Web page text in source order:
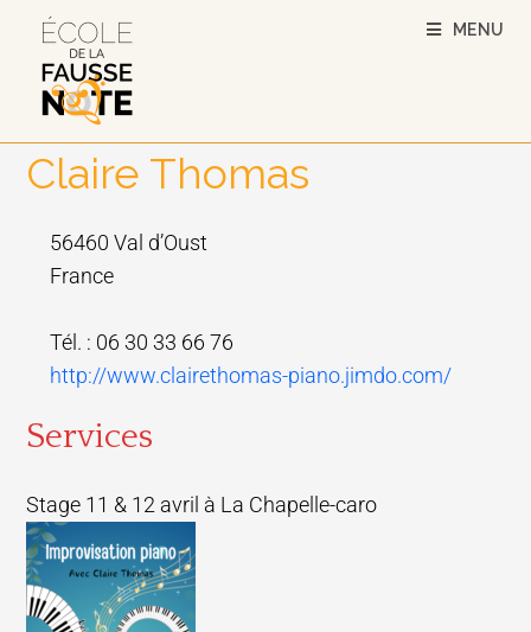
MENU
Claire Thomas
56460 Val d’Oust
France
Tél. : 06 30 33 66 76
http://www.clairethomas-piano.jimdo.com/
Services
Stage 11 & 12 avril à La Chapelle-caro